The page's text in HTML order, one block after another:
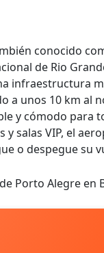
conocido
de Rio
infraestructura
a unos 10 km al
y cómodo para
y salas VIP, el
o despegue su
Porto Alegre en